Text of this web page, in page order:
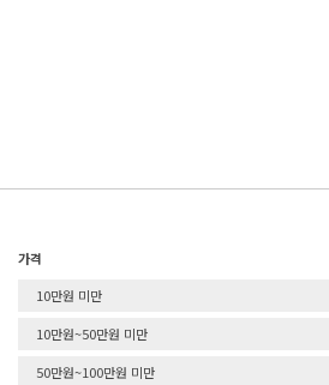
가격
10만원 미만
10만원~50만원 미만
50만원~100만원 미만